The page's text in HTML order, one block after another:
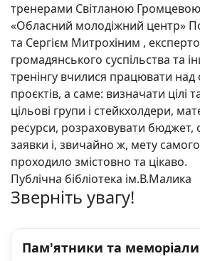
тренерами Світланою
«Обласний молодіжний центр»
та Сергієм Митрохіним ,
громадянського суспільства та
тренінгу вчилися працювати
проєктів, а саме: визначати цілі
цільові групи і стейкхолдери,
ресурси, розраховувати бюджет,
заявки і, звичайно ж, мету
проходило змістовно та цікаво.
Публічна бібліотека ім.В.Малика
Зверніть увагу!
Пам'ятники та меморіали